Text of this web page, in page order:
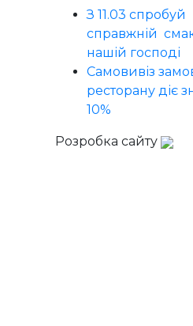
З 11.03 спробуй
справжній
нашій господі
Самовивіз
ресторану діє
10%
Розробка сайту